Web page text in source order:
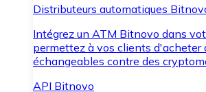
Distributeurs automatiques
Intégrez un ATM Bitnovo dans
permettez à vos clients d'acheter
échangeables contre des
API Bitnovo